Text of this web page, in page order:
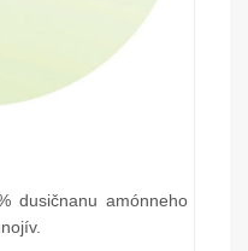
dusičnanu amónneho